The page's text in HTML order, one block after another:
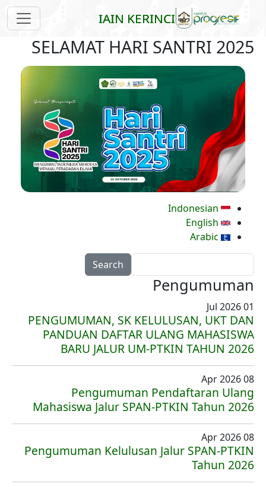
Skip to main content
IAIN KERINCI
SELAMAT HARI SANTRI 2025
Pengumuman
01 Jul 2026
PENGUMUMAN, SK KELULUSAN, UKT DAN
PANDUAN DAFTAR ULANG MAHASISWA
BARU JALUR UM-PTKIN TAHUN 2026
08 Apr 2026
Pengumuman Pendaftaran Ulang
Mahasiswa Jalur SPAN-PTKIN Tahun 2026
08 Apr 2026
Pengumuman Kelulusan Jalur SPAN-PTKIN
Tahun 2026